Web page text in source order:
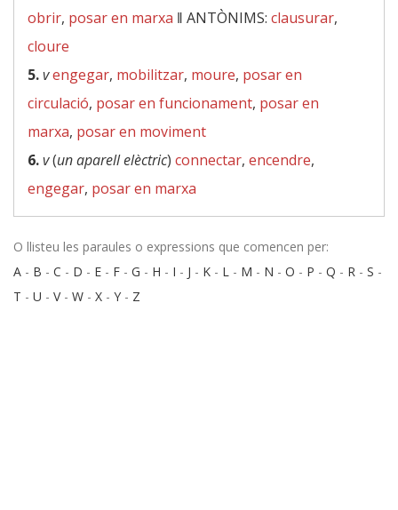
obrir, posar en marxa ‖ ANTÒNIMS: clausurar,
cloure
5.vengegar, mobilitzar, moure, posar en
circulació, posar en funcionament, posar en
marxa, posar en moviment
6.v(un aparell elèctric) connectar, encendre,
engegar, posar en marxa
O llisteu les paraules o expressions que comencen per:
A - B - C - D - E - F - G - H - I - J - K - L - M - N - O - P - Q - R - S -
T - U - V- W - X - Y - Z